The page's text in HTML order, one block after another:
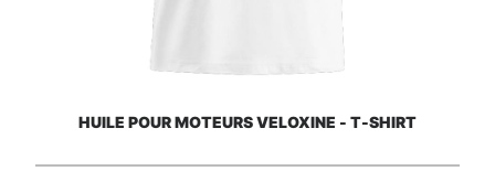
HUILE POUR MOTEURS VELOXINE - T-SHIRT